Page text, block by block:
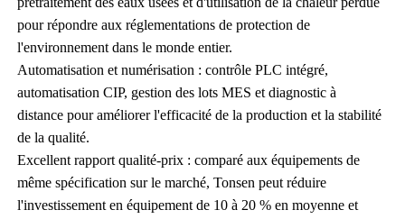
pour répondre aux réglementations de protection de
l'environnement dans le monde entier.
Automatisation et numérisation : contrôle PLC intégré,
automatisation CIP, gestion des lots MES et diagnostic à
distance pour améliorer l'efficacité de la production et la stabilité
de la qualité.
Excellent rapport qualité-prix : comparé aux équipements de
même spécification sur le marché, Tonsen peut réduire
l'investissement en équipement de 10 à 20 % en moyenne et